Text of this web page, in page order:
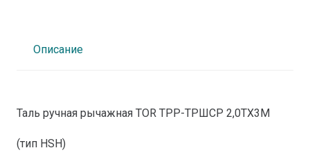
Описание
Таль ручная рычажная TOR ТРР-ТРШСР 2,0ТХ3М
(тип HSH)